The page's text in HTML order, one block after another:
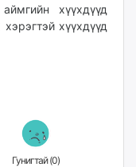
хүүхдүүд
хүүхдүүд
Гунигтай (0)